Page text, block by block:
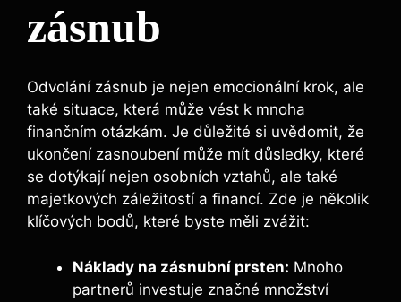
zásnub
Odvolání zásnub je nejen emocionální krok, ale
také situace, která může vést k mnoha
finančním otázkám. Je důležité si uvědomit, že
ukončení zasnoubení může mít důsledky, které
se dotýkají nejen osobních vztahů, ale také
majetkových záležitostí a financí. Zde je několik
klíčových bodů, které byste měli zvážit:
Náklady na zásnubní prsten: Mnoho
partnerů investuje značné množství